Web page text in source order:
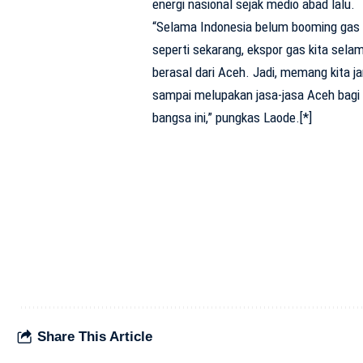
energi nasional sejak medio abad lalu.
“Selama Indonesia belum booming gas
seperti sekarang, ekspor gas kita
berasal dari Aceh. Jadi, memang kita
sampai melupakan jasa-jasa Aceh bagi
bangsa ini,” pungkas Laode.[*]
Share This Article